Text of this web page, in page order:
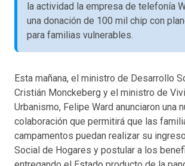
la actividad la empresa de telefonía
una donación de 100 mil chip con
para familias vulnerables.
Esta mañana, el ministro de Desarrollo
Cristián Monckeberg y el ministro de
Urbanismo, Felipe Ward anunciaron una
colaboración que permitirá que las
campamentos puedan realizar su
Social de Hogares y postular a los